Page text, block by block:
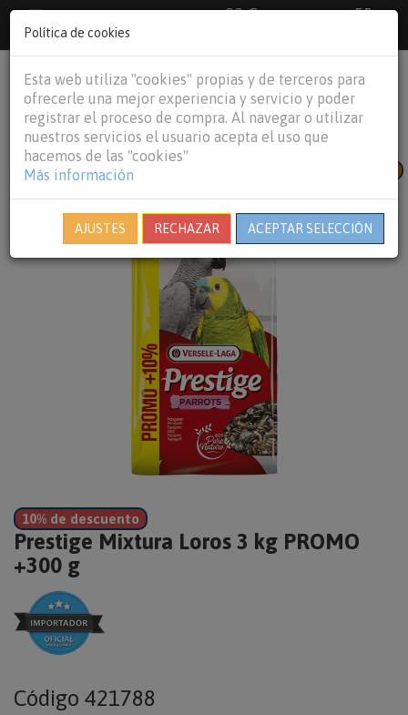
33 €
55
€Baleares y
person shopping_cart
10% de descuento
Prestige Mixtura Loros 3 kg PROMO
+300 g
Código 421788
Política de cookies
Esta web utiliza "cookies" propias y de terceros para
ofrecerle una mejor experiencia y servicio y poder
registrar el proceso de compra. Al navegar o utilizar
nuestros servicios el usuario acepta el uso que
hacemos de las "cookies"
Más información
AJUSTES RECHAZAR ACEPTAR SELECCIÓN